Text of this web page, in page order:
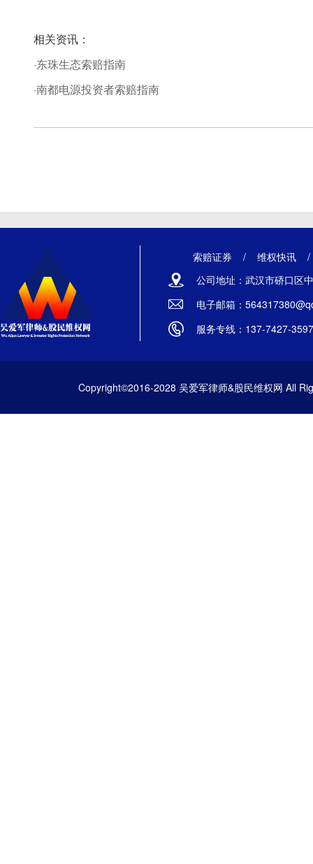
相关资讯：
·东珠生态索赔指南
·南都电源投资者索赔指南
索赔证券 / 维权快讯
公司地址：武汉市硚口区
电子邮箱：
服务专线：137-7427-3597
Copyright©2016-2028 吴爱军律师&股民维权网 All